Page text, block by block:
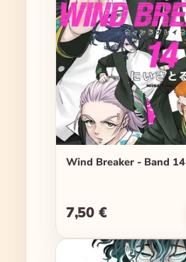
Wind Breaker - Band 14
Regulärer Preis:
7,50 €